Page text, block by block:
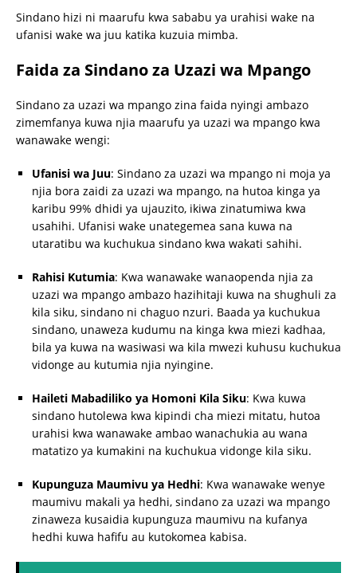
Sindano hizi ni maarufu kwa sababu ya urahisi wake na
ufanisi wake wa juu katika kuzuia mimba.
Faida za Sindano za Uzazi wa Mpango
Sindano za uzazi wa mpango zina faida nyingi ambazo
zimemfanya kuwa njia maarufu ya uzazi wa mpango kwa
wanawake wengi:
Ufanisi wa Juu: Sindano za uzazi wa mpango ni moja ya
njia bora zaidi za uzazi wa mpango, na hutoa kinga ya
karibu 99% dhidi ya ujauzito, ikiwa zinatumiwa kwa
usahihi. Ufanisi wake unategemea sana kuwa na
utaratibu wa kuchukua sindano kwa wakati sahihi.
Rahisi Kutumia: Kwa wanawake wanaopenda njia za
uzazi wa mpango ambazo hazihitaji kuwa na shughuli za
kila siku, sindano ni chaguo nzuri. Baada ya kuchukua
sindano, unaweza kudumu na kinga kwa miezi kadhaa,
bila ya kuwa na wasiwasi wa kila mwezi kuhusu kuchukua
vidonge au kutumia njia nyingine.
Haileti Mabadiliko ya Homoni Kila Siku: Kwa kuwa
sindano hutolewa kwa kipindi cha miezi mitatu, hutoa
urahisi kwa wanawake ambao wanachukia au wana
matatizo ya kumakini na kuchukua vidonge kila siku.
Kupunguza Maumivu ya Hedhi: Kwa wanawake wenye
maumivu makali ya hedhi, sindano za uzazi wa mpango
zinaweza kusaidia kupunguza maumivu na kufanya
hedhi kuwa hafifu au kutokomea kabisa.